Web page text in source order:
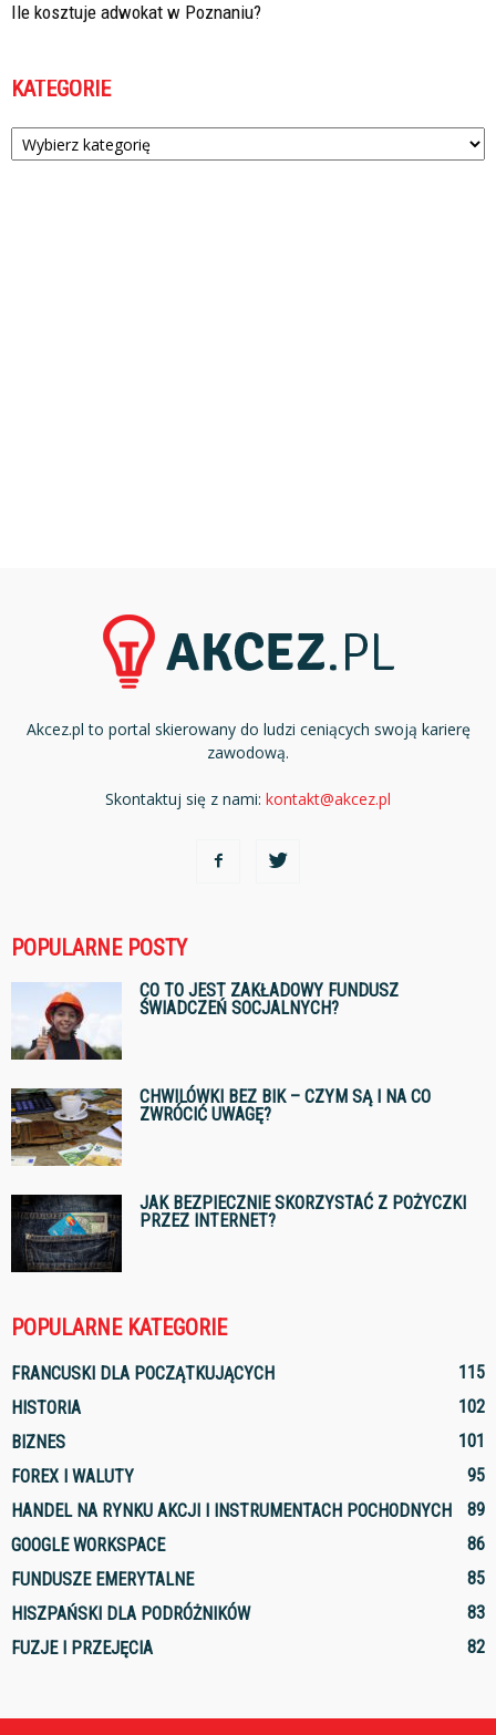
Ile kosztuje adwokat w Poznaniu?
KATEGORIE
Kategorie
Akcez.pl to portal skierowany do ludzi ceniących swoją karierę
zawodową.
Skontaktuj się z nami: kontakt@akcez.pl
POPULARNE POSTY
CO TO JEST ZAKŁADOWY FUNDUSZ
ŚWIADCZEŃ SOCJALNYCH?
CHWILÓWKI BEZ BIK – CZYM SĄ I NA CO
ZWRÓCIĆ UWAGĘ?
JAK BEZPIECZNIE SKORZYSTAĆ Z POŻYCZKI
PRZEZ INTERNET?
POPULARNE KATEGORIE
FRANCUSKI DLA POCZĄTKUJĄCYCH
115
HISTORIA
102
BIZNES
101
FOREX I WALUTY
95
HANDEL NA RYNKU AKCJI I INSTRUMENTACH POCHODNYCH
89
GOOGLE WORKSPACE
86
FUNDUSZE EMERYTALNE
85
HISZPAŃSKI DLA PODRÓŻNIKÓW
83
FUZJE I PRZEJĘCIA
82